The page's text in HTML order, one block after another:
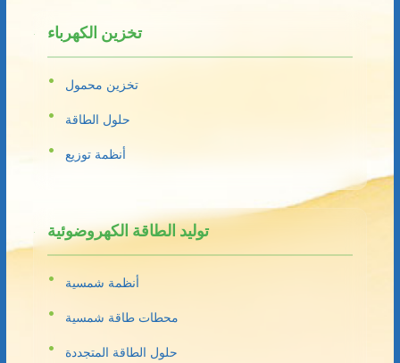
تخزين الكهرباء
تخزين محمول
حلول الطاقة
أنظمة توزيع
توليد الطاقة الكهروضوئية
أنظمة شمسية
محطات طاقة شمسية
حلول الطاقة المتجددة